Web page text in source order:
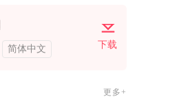
简体中文 下载
更多+